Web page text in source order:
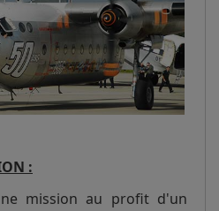
:
mission au profit d'un